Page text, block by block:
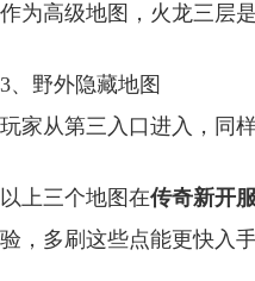
作为高级地图，火龙三层
3、野外隐藏地图
玩家从第三入口进入，同
以上三个地图在传奇新开
验，多刷这些点能更快入